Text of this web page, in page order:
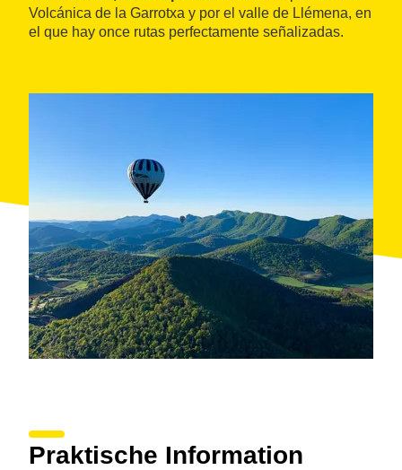
Volcánica de la Garrotxa y por el valle de Llémena, en
el que hay once rutas perfectamente señalizadas.
Praktische Information